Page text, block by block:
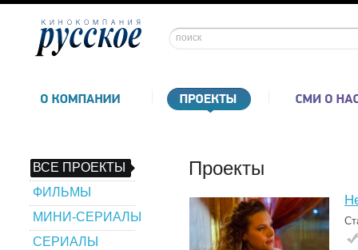
ВСЕ ПРОЕКТЫ
ФИЛЬМЫ
МИНИ-СЕРИАЛЫ
СЕРИАЛЫ
Проекты